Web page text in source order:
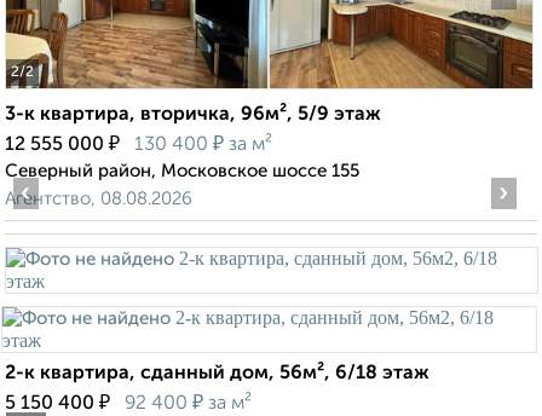
2/2
3-к квартира, вторичка, 96м², 5/9 этаж
12 555 000 ₽ 130 400 ₽ за м²
Северный район, Московское шоссе 155
Агентство, 08.08.2026
‹ ›
2-к квартира, сданный дом, 56м², 6/18 этаж
5 150 400 ₽ 92 400 ₽ за м²